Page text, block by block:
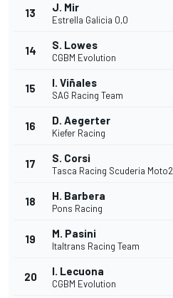
13 J. Mir
Estrella Galicia 0,0
14 S. Lowes
CGBM Evolution
15 I. Viñales
SAG Racing Team
16 D. Aegerter
Kiefer Racing
17 S. Corsi
Tasca Racing Scuderia Moto2
18 H. Barbera
Pons Racing
19 M. Pasini
Italtrans Racing Team
20 I. Lecuona
CGBM Evolution